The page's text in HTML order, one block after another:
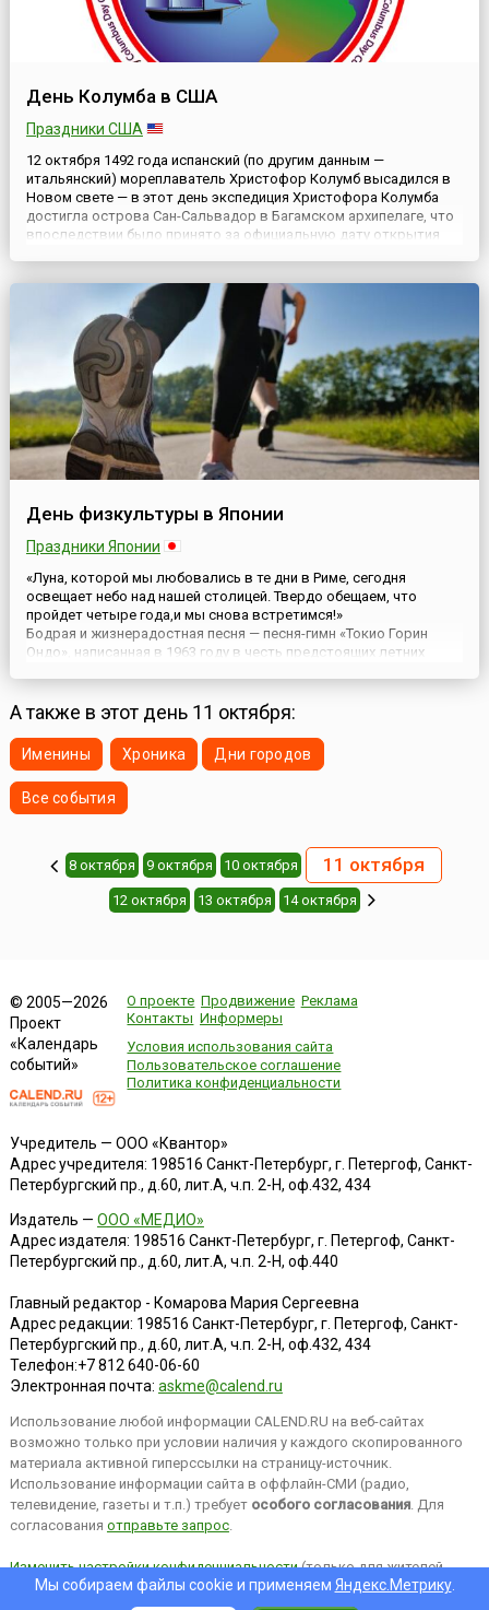
День Колумба в США
Праздники США
12 октября 1492 года испанский (по другим данным —
итальянский) мореплаватель Христофор Колумб высадился в
Новом свете — в этот день экспедиция Христофора Колумба
достигла острова Сан-Сальвадор в Багамском архипелаге, что
впоследствии было принято за официальную дату открытия
День физкультуры в Японии
Праздники Японии
«Луна, которой мы любовались в те дни в Риме, сегодня
освещает небо над нашей столицей. Твердо обещаем, что
пройдет четыре года,и мы снова встретимся!»
Бодрая и жизнерадостная песня — песня-гимн «Токио Горин
Ондо», написанная в 1963 году в честь предстоящих летних
А также в этот день 11 октября:
Именины Хроника Дни городов
Все события
8 октября 9 октября 10 октября 11 октября
12 октября 13 октября 14 октября
© 2005—2026
Проект
«Календарь
событий»
О проекте Продвижение Реклама
Контакты Информеры
Условия использования сайта
Пользовательское соглашение
Политика конфиденциальности
Учредитель — ООО «Квантор»
Адрес учредителя: 198516 Санкт-Петербург, г. Петергоф, Санкт-
Петербургский пр., д.60, лит.А, ч.п. 2-Н, оф.432, 434
Издатель — ООО «МЕДИО»
Адрес издателя: 198516 Санкт-Петербург, г. Петергоф, Санкт-
Петербургский пр., д.60, лит.А, ч.п. 2-Н, оф.440
Главный редактор - Комарова Мария Сергеевна
Адрес редакции: 198516 Санкт-Петербург, г. Петергоф, Санкт-
Петербургский пр., д.60, лит.А, ч.п. 2-Н, оф.432, 434
Телефон:+7 812 640-06-60
Электронная почта: askme@calend.ru
Использование любой информации CALEND.RU на веб-сайтах
возможно только при условии наличия у каждого скопированного
материала активной гиперссылки на страницу-источник.
Использование информации сайта в оффлайн-СМИ (радио,
телевидение, газеты и т.п.) требует особого согласования. Для
согласования отправьте запрос.
Изменить настройки конфиденциальности(только для жителей
EEA).Мы собираем файлы cookie и применяем Яндекс.Метрику.